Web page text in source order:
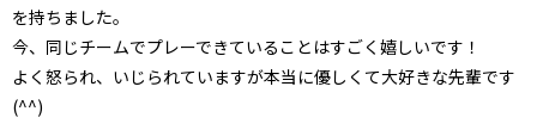
を持ちました。
今、同じチームでプレーできていることはすごく嬉しいです！
よく怒られ、いじられていますが本当に優しくて大好きな先輩です
(^^)